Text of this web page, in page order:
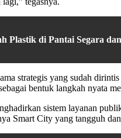
Plastik di Pantai Segara
strategis yang sudah
bentuk langkah nyata
sistem layanan
Smart City yang tangguh